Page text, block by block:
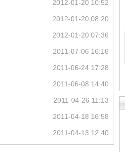
2012-01-20 10:52
2012-01-20 08:20
2012-01-20 07:36
2011-07-06 16:16
2011-06-24 17:28
2011-06-08 14:40
2011-04-26 11:13
2011-04-18 16:58
2011-04-13 12:40